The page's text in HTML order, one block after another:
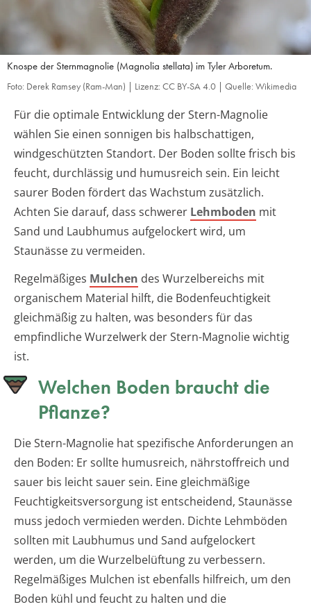
Knospe der Sternmagnolie (Magnolia stellata) im Tyler Arboretum.
Foto: Derek Ramsey (Ram-Man) | Lizenz: CC BY-SA 4.0 | Quelle: Wikimedia
Für die optimale Entwicklung der Stern-Magnolie
wählen Sie einen sonnigen bis halbschattigen,
windgeschützten Standort. Der Boden sollte frisch bis
feucht, durchlässig und humusreich sein. Ein leicht
saurer Boden fördert das Wachstum zusätzlich.
Achten Sie darauf, dass schwerer Lehmboden mit
Sand und Laubhumus aufgelockert wird, um
Staunässe zu vermeiden.
Regelmäßiges Mulchen des Wurzelbereichs mit
organischem Material hilft, die Bodenfeuchtigkeit
gleichmäßig zu halten, was besonders für das
empfindliche Wurzelwerk der Stern-Magnolie wichtig
ist.
Welchen Boden braucht die
Pflanze?
Die Stern-Magnolie hat spezifische Anforderungen an
den Boden: Er sollte humusreich, nährstoffreich und
sauer bis leicht sauer sein. Eine gleichmäßige
Feuchtigkeitsversorgung ist entscheidend, Staunässe
muss jedoch vermieden werden. Dichte Lehmböden
sollten mit Laubhumus und Sand aufgelockert
werden, um die Wurzelbelüftung zu verbessern.
Regelmäßiges Mulchen ist ebenfalls hilfreich, um den
Boden kühl und feucht zu halten und die